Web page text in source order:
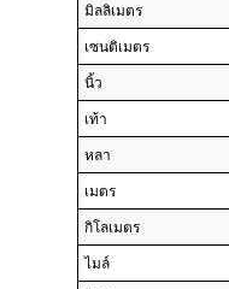
มิลลิเมตร
เซนติเมตร
นิ้ว
เท้า
หลา
เมตร
กิโลเมตร
ไมล์